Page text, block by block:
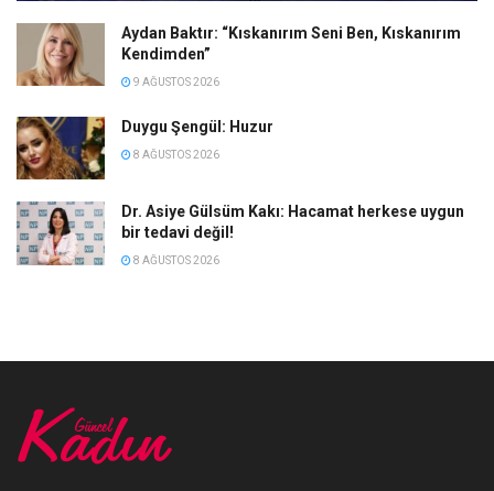
Aydan Baktır: “Kıskanırım Seni Ben, Kıskanırım
Kendimden”
9 AĞUSTOS 2026
Duygu Şengül: Huzur
8 AĞUSTOS 2026
Dr. Asiye Gülsüm Kakı: Hacamat herkese uygun
bir tedavi değil!
8 AĞUSTOS 2026